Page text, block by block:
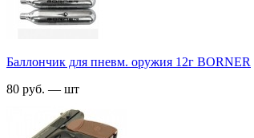
Баллончик для пневм. оружия 12г BORNER
80 руб. — шт